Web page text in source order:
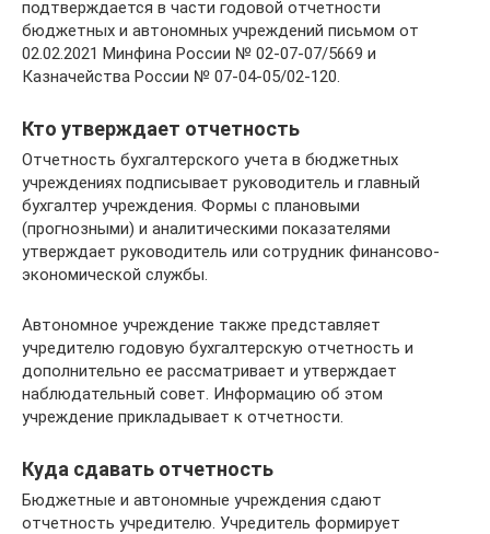
подтверждается в части годовой отчетности
бюджетных и автономных учреждений письмом от
02.02.2021 Минфина России № 02-07-07/5669 и
Казначейства России № 07-04-05/02-120.
Кто утверждает отчетность
Отчетность бухгалтерского учета в бюджетных
учреждениях подписывает руководитель и главный
бухгалтер учреждения. Формы с плановыми
(прогнозными) и аналитическими показателями
утверждает руководитель или сотрудник финансово-
экономической службы.
Автономное учреждение также представляет
учредителю годовую бухгалтерскую отчетность и
дополнительно ее рассматривает и утверждает
наблюдательный совет. Информацию об этом
учреждение прикладывает к отчетности.
Куда сдавать отчетность
Бюджетные и автономные учреждения сдают
отчетность учредителю. Учредитель формирует